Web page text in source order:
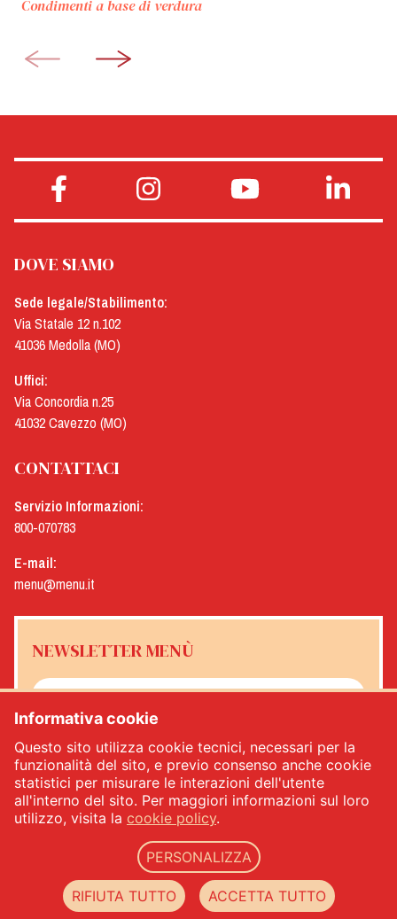
Condimenti a base di verdura
DOVE SIAMO
Sede legale/Stabilimento:
Via Statale 12 n.102
41036 Medolla (MO)
Uffici:
Via Concordia n.25
41032 Cavezzo (MO)
CONTATTACI
Servizio Informazioni:
800-070783
E-mail:
menu@menu.it
NEWSLETTER MENÙ
ISCRIVITI
Menù srl - Dal 1932 Produttori Specialità Alimentari - PIVA: IT00333120368 - REA
00333120368 - Capitale sociale 1.000.000,00 - privacy-cookie policy-web agency
Datacode
Informativa cookie
Questo sito utilizza cookie tecnici, necessari per la
funzionalità del sito, e previo consenso anche cookie
statistici per misurare le interazioni dell'utente
all'interno del sito. Per maggiori informazioni sul loro
utilizzo, visita la cookie policy.
PERSONALIZZA
RIFIUTA TUTTO ACCETTA TUTTO